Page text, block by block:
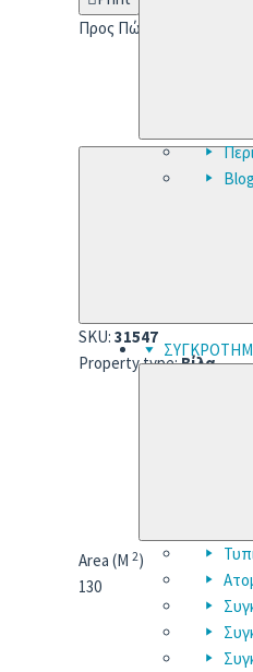
Blog
Προς Πώληση
SKU: 31547
Property type:Βίλα
Area (M 2)
130